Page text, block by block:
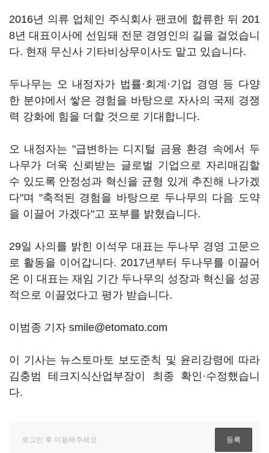
2016년 의류 업체인 주식회사 팬코에 합류한 뒤 201
8년 대표이사에 선임돼 전문 경영인의 길을 걸었습니
다. 현재 무신사 기타비상무이사도 맡고 있습니다.
두나무는 오 내정자가 법률·회계·기업 경영 등 다양
한 분야에서 쌓은 경험을 바탕으로 자사의 국제 경쟁
력 강화에 힘을 더할 것으로 기대합니다.
오 내정자는 "급변하는 디지털 금융 환경 속에서 두
나무가 더욱 신뢰받는 글로벌 기업으로 자리매김할
수 있도록 안정성과 혁신을 균형 있게 추진해 나가겠
다"며 "축적된 경험을 바탕으로 두나무의 다음 도약
을 이끌어 가겠다"고 포부를 밝혔습니다.
29일 사의를 밝힌 이석우 대표는 두나무 경영 고문으
로 활동을 이어갑니다. 2017년부터 두나무를 이끌어
온 이 대표는 재임 기간 두나무의 성장과 혁신을 성공
적으로 이끌었다고 평가 받습니다.
이범종 기자 smile@etomato.com
이 기사는 뉴스토마토 보도준칙 및 윤리강령에 따라
김충범 테크지식산업부장이 최종 확인·수정했습니
다.